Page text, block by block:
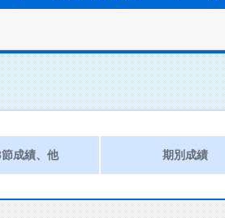
成績、他 期別成績